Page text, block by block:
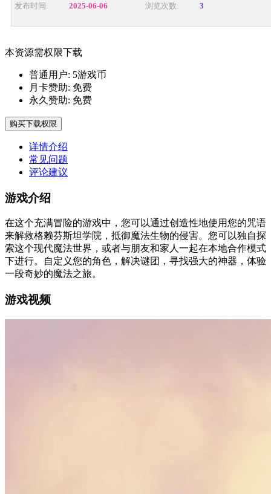
发布时间: 2025-06-06 浏览次数: 3
本资源需权限下载
普通用户: 5游戏币
月卡赞助: 免费
永久赞助: 免费
购买下载权限
详情介绍
常见问题
评论建议
游戏介绍
在这个充满冒险的游戏中，您可以通过创造性地使用您的咒语
来解救格赖芬斯坦学院，抵御魔法生物的侵害。您可以独自探
索这个现代魔法世界，或者与朋友和家人一起在本地合作模式
下进行。自定义您的角色，解决谜团，寻找强大的神器，体验
一段奇妙的魔法之旅。
游戏视频